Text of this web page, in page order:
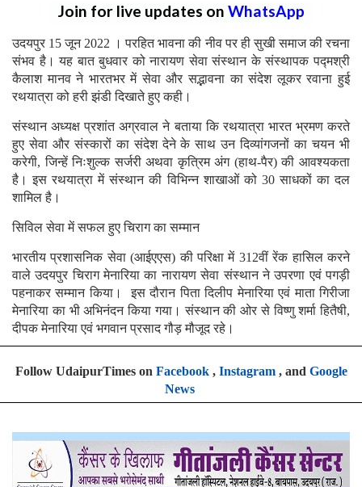
Join for live updates on WhatsApp
उदयपुर 15 जून 2022 । परहित भावना की नीव पर ही सुखी समाज की रचना
संभव है। यह बात बुधवार को नारायण सेवा संस्थान के संस्थापक पद्मश्री
कैलाश मानव ने भारतभर में सेवा और सद्भावना का संदेश लूकर रवाना हुई
रथयात्रा को हरी झंडी दिखाते हुए कही।
संस्थान अध्यक्ष प्रशांत अग्रवाल ने बताया कि रथयात्रा भारत भ्रमण करते
हुए सेवा और संस्कारों का संदेश देने के साथ उन दिव्यांगजनों का चयन भी
करेगी, जिन्हें निःशुल्क सर्जरी अथवा कृत्रिम अंग (हाथ-पैर) की आवश्यकता
है। इस रथयात्रा में संस्थान की विभिन्न शाखाओं को 30 साधकों का दल
शामिल है।
सिविल सेवा में सफल हुए चिराग का सम्मान
भारतीय प्रशासनिक सेवा (आईएएस) की परिक्षा में 312वीं रेंक हासिल करने
वाले उदयपुर चिराग मेनारिया का नारायण सेवा संस्थान ने उपरणा एवं पगड़ी
पहनाकर सम्मान किया। इस दौरान पिता दिलीप मेनारिया एवं माता गिरीजा
मेनारिया का भी अभिनंदन किया गया। संस्थान की ओर से विष्णु शर्मा हितैषी,
दीपक मेनारिया एवं भगवान प्रसाद गौड़ मौजूद रहे।
Follow UdaipurTimes on Facebook, Instagram, and Google
News